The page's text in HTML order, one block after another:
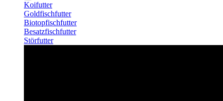
Koifutter
Goldfischfutter
Biotopfischfutter
Besatzfischfutter
Störfutter